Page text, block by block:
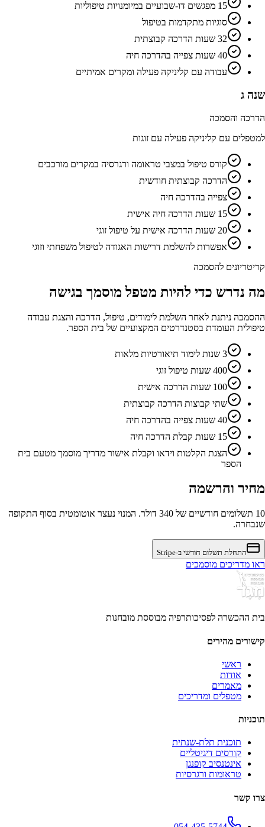
15 מפגשים דו-שבועיים במיומנויות טיפוליות
סוגיות מתקדמות בטיפול
32 שעות הדרכה קבוצתית
40 שעות צפייה בהדרכה חיה
עבודה עם קליניקה פעילה ומקרים אמיתיים
שנה ג
הדרכה והסמכה
למטפלים עם קליניקה פעילה עם זוגות
קורס טיפול במצבי טראומה ורגרסיה במקרים מורכבים
הדרכה קבוצתית חודשית
צפייה בהדרכה חיה
15 שעות הדרכה חיה אישית
20 שעות הדרכה אישית על טיפול זוגי
אפשרות להשלמת דרישות האגודה לטיפול משפחתי וזוגי
קריטריונים להסמכה
מה נדרש כדי להיות מטפל מוסמך בגישה
ההסמכה ניתנת לאחר השלמת לימודים, טיפול, הדרכה והצגת עבודה
טיפולית העומדת בסטנדרטים המקצועיים של בית הספר.
3 שנות לימוד תיאורטיות מלאות
400 שעות טיפול זוגי
100 שעות הדרכה אישית
שתי קבוצות הדרכה קבוצתית
40 שעות צפייה בהדרכה חיה
15 שעות קבלת הדרכה חיה
הצגת הקלטות וידאו וקבלת אישור מדריך מוסמך מטעם בית
הספר
מחיר והרשמה
10 תשלומים חודשיים של 340 דולר. המנוי נעצר אוטומטית בסוף התקופה
שנבחרה.
התחלת תשלום חודשי ב-Stripe
ראו מדריכים מוסמכים
בית ההכשרה לפסיכותרפיה מבוססת מובחנות
קישורים מהירים
ראשי
אודות
מאמרים
מטפלים ומדריכים
תוכניות
תוכנית תלת-שנתית
קורסים דיגיטליים
אינטנסיב קופנגן
טראומות ורגרסיות
צרו קשר